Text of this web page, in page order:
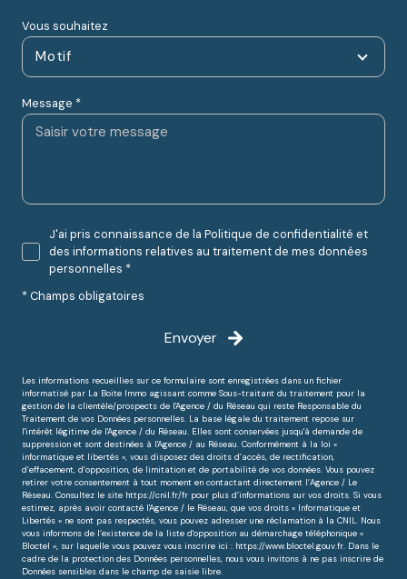
Vous souhaitez
Motif
Message *
J'ai pris connaissance de la Politique de confidentialité et
des informations relatives au traitement de mes données
personnelles *
* Champs obligatoires
Envoyer
Les informations recueillies sur ce formulaire sont enregistrées dans un fichier
informatisé par La Boite Immo agissant comme Sous-traitant du traitement pour la
gestion de la clientèle/prospects de l'Agence / du Réseau qui reste Responsable du
Traitement de vos Données personnelles. La base légale du traitement repose sur
l'intérêt légitime de l'Agence / du Réseau. Elles sont conservées jusqu'à demande de
suppression et sont destinées à l'Agence / au Réseau. Conformément à la loi «
informatique et libertés », vous disposez des droits d’accès, de rectification,
d’effacement, d’opposition, de limitation et de portabilité de vos données. Vous pouvez
retirer votre consentement à tout moment en contactant directement l’Agence / Le
Réseau. Consultez le site https://cnil.fr/fr pour plus d’informations sur vos droits. Si vous
estimez, après avoir contacté l'Agence / le Réseau, que vos droits « Informatique et
Libertés » ne sont pas respectés, vous pouvez adresser une réclamation à la CNIL. Nous
vous informons de l’existence de la liste d'opposition au démarchage téléphonique «
Bloctel », sur laquelle vous pouvez vous inscrire ici : https://www.bloctel.gouv.fr. Dans le
cadre de la protection des Données personnelles, nous vous invitons à ne pas inscrire de
Données sensibles dans le champ de saisie libre.